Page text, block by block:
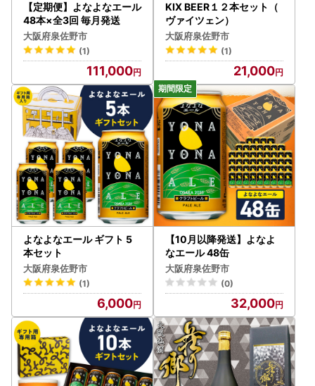
【定期便】よなよなエール
48本×全3回 毎月発送
大阪府泉佐野市
(1)
111,000
KIX BEER１２本セット（
ヴァイツェン）
大阪府泉佐野市
(1)
21,000
よなよなエール ギフト 5
本セット
大阪府泉佐野市
(1)
6,000
【10月以降発送】よなよ
なエール 48缶
大阪府泉佐野市
(0)
32,000